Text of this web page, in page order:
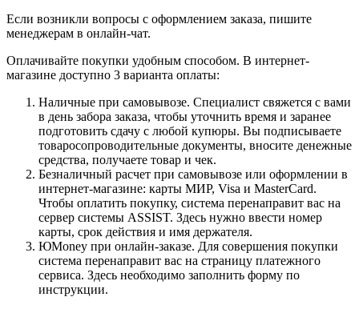
Если возникли вопросы с оформлением заказа, пишите
менеджерам в онлайн-чат.
Оплачивайте покупки удобным способом. В интернет-
магазине доступно 3 варианта оплаты:
Наличные при самовывозе. Специалист свяжется с вами
в день забора заказа, чтобы уточнить время и заранее
подготовить сдачу с любой купюры. Вы подписываете
товаросопроводительные документы, вносите денежные
средства, получаете товар и чек.
Безналичный расчет при самовывозе или оформлении в
интернет-магазине: карты МИР, Visa и MasterCard.
Чтобы оплатить покупку, система перенаправит вас на
сервер системы ASSIST. Здесь нужно ввести номер
карты, срок действия и имя держателя.
ЮMoney при онлайн-заказе. Для совершения покупки
система перенаправит вас на страницу платежного
сервиса. Здесь необходимо заполнить форму по
инструкции.